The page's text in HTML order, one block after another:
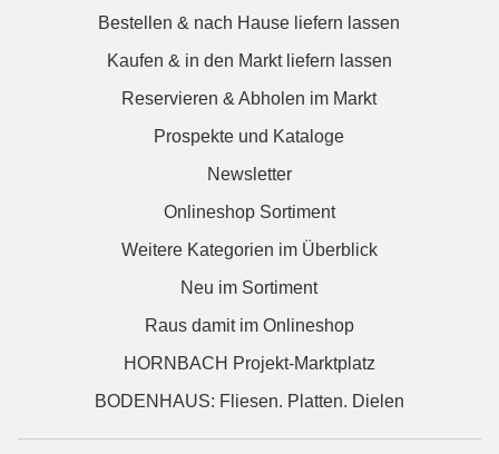
Bestellen & nach Hause liefern lassen
Kaufen & in den Markt liefern lassen
Reservieren & Abholen im Markt
Prospekte und Kataloge
Newsletter
Onlineshop Sortiment
Weitere Kategorien im Überblick
Neu im Sortiment
Raus damit im Onlineshop
HORNBACH Projekt-Marktplatz
BODENHAUS: Fliesen. Platten. Dielen